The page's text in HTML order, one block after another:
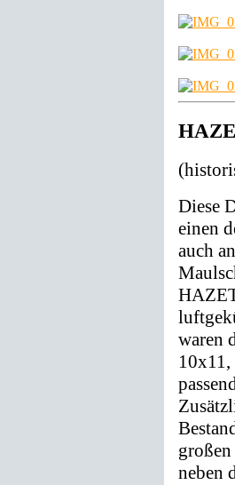
Diese
einen
auch
waren
neben